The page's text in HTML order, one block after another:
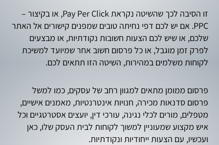
זו הסיבה לכך שהשיטה נקראת Pay Per Click, או בקיצור –
PPC. אם יש לכם דפי נחיתה טובים שמפנים קישורים אל האתר
שלכם, או שיש לכם הצעות חשובות נקודתיות, או מבצעים
לפרק זמן מוגבל, או כל פרסום חשוב אחר שמיועד למשיכת
לקוחות משלמים במהירות, השיטה הזו תתאים לכם.
פרסום ממומן מתאים למגוון רחב של עסקים, כמו למשל
פרסום סדנאות מכירה, חנויות אינטרנטיות, מאמנים אישיים,
מטפלים, מורים לכלי נגינה, עורכי דין, יועצים אסטרטגיים וכל
איש מקצוע שמעוניין למשוך לקוחות לבית העסק שלו, כאן
ועכשיו, עם הצעות ייחודיות ונקודתיות.